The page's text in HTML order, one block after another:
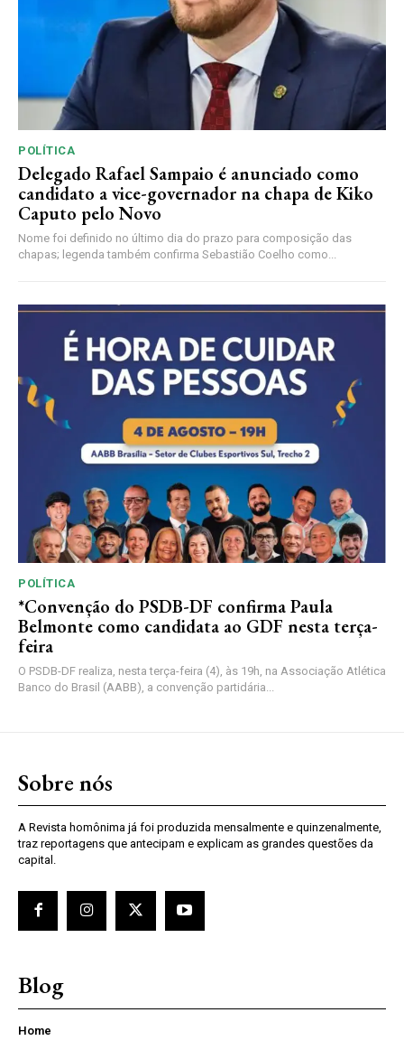
POLÍTICA
Delegado Rafael Sampaio é anunciado como
candidato a vice-governador na chapa de Kiko
Caputo pelo Novo
Nome foi definido no último dia do prazo para composição das
chapas; legenda também confirma Sebastião Coelho como...
POLÍTICA
*Convenção do PSDB-DF confirma Paula
Belmonte como candidata ao GDF nesta terça-
feira
O PSDB-DF realiza, nesta terça-feira (4), às 19h, na Associação Atlética
Banco do Brasil (AABB), a convenção partidária...
Sobre nós
A Revista homônima já foi produzida mensalmente e quinzenalmente,
traz reportagens que antecipam e explicam as grandes questões da
capital.
Blog
Home